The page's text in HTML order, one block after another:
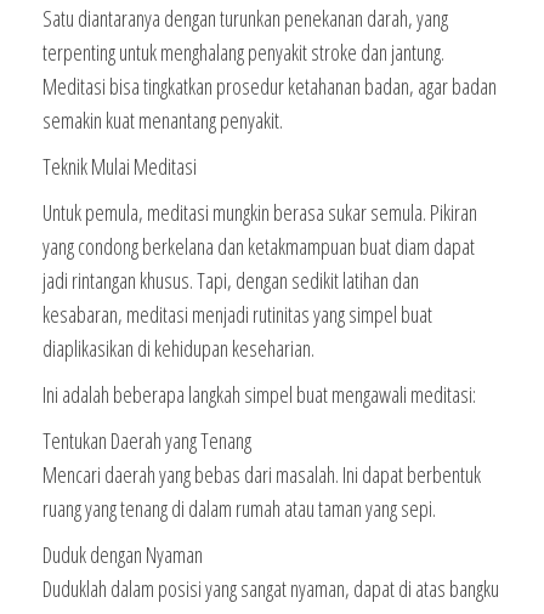
Satu diantaranya dengan turunkan penekanan darah, yang
terpenting untuk menghalang penyakit stroke dan jantung.
Meditasi bisa tingkatkan prosedur ketahanan badan, agar badan
semakin kuat menantang penyakit.
Teknik Mulai Meditasi
Untuk pemula, meditasi mungkin berasa sukar semula. Pikiran
yang condong berkelana dan ketakmampuan buat diam dapat
jadi rintangan khusus. Tapi, dengan sedikit latihan dan
kesabaran, meditasi menjadi rutinitas yang simpel buat
diaplikasikan di kehidupan keseharian.
Ini adalah beberapa langkah simpel buat mengawali meditasi:
Tentukan Daerah yang Tenang
Mencari daerah yang bebas dari masalah. Ini dapat berbentuk
ruang yang tenang di dalam rumah atau taman yang sepi.
Duduk dengan Nyaman
Duduklah dalam posisi yang sangat nyaman, dapat di atas bangku